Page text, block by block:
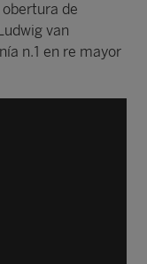
de
van
n.1 en re mayor